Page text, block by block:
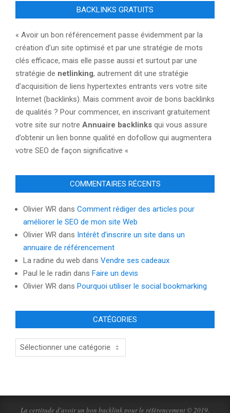
BACKLINKS GRATUITS
« Avoir un bon référencement passe évidemment par la
création d’un site optimisé et par une stratégie de mots
clés efficace, mais elle passe aussi et surtout par une
stratégie de netlinking, autrement dit une stratégie
d’acquisition de liens hypertextes entrants vers votre site
Internet (backlinks). Mais comment avoir de bons backlinks
de qualités ? Pour commencer, en inscrivant gratuitement
votre site sur notre Annuaire backlinks qui vous assure
d’obtenir un lien bonne qualité en dofollow qui augmentera
votre SEO de façon significative «
COMMENTAIRES RÉCENTS
Olivier WR dans Comment rédiger des articles pour
améliorer le SEO de mon site Web
Olivier WR dans Intérêt d’inscrire un site dans un
annuaire de référencement
La radine du web dans Vendre ses cadeaux
Paul le le radin dans Faire un devis
Olivier WR dans Pourquoi utiliser le social bookmarking
CATÉGORIES
Catégories
La certitude d'avoir un bon backlink pour le référencement © 2019.